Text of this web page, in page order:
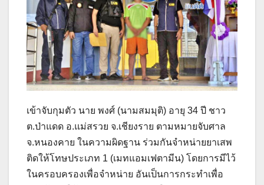
เข้าจับกุมตัว นาย พงศ์ (นามสมมุติ) อายุ 34 ปี ชาว
ต.ป่าแดด อ.แม่สรวย จ.เชียงราย ตามหมายจับศาล
จ.หนองคาย ในความผิดฐาน ร่วมกันจำหน่ายยาเสพ
ติดให้โทษประเภท 1 (เมทแอมเฟตามีน) โดยการมีไว้
ในครอบครองเพื่อจำหน่าย อันเป็นการกระทำเพื่อ